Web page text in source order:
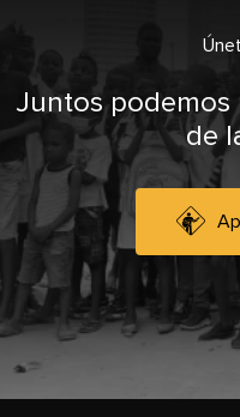
Juntos podemos
de